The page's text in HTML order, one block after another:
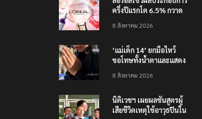
ครึ่งปีแรกโต 6.5% กวาด
คว้าไลเซนส์ ‘กุชชี่’ 50 ปี
ตลาดไทย
8 สิงหาคม 2026
‘แม่เด็ก 14’ ยกมือไหว้
ขอโทษทั้งน้ำตาและแสดง
เสียชีวิต
8 สิงหาคม 2026
นิติเวชฯ เผยผลชันสูตรผู้
เสียชีวิตเหตุใช้อาวุธปืนใน